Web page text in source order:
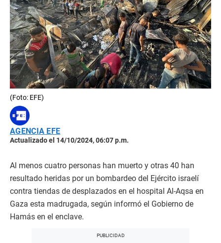
(Foto: EFE)
AGENCIA EFE
Actualizado el 14/10/2024, 06:07 p.m.
Al menos cuatro personas han muerto y otras 40 han
resultado heridas por un bombardeo del Ejército israelí
contra tiendas de desplazados en el hospital Al-Aqsa en
Gaza esta madrugada, según informó el Gobierno de
Hamás en el enclave.